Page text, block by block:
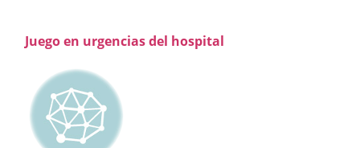
Juego en urgencias del hospital